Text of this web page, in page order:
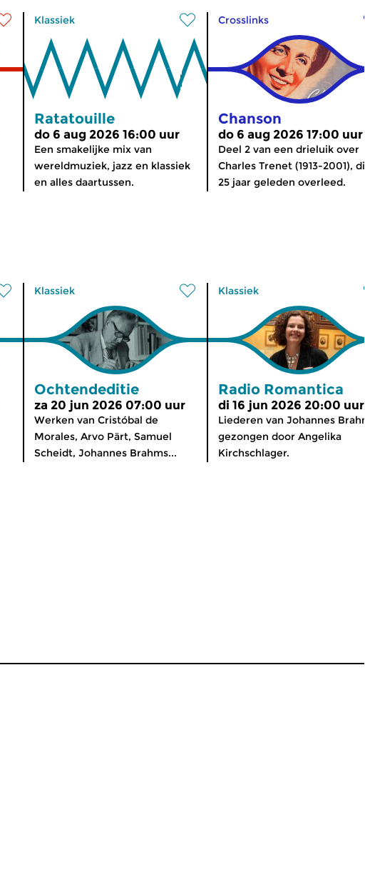
Klassiek
Ratatouille
do 6 aug 2026 16:00 uur
Een smakelijke mix van
wereldmuziek, jazz en klassiek
en alles daartussen.
Crosslinks
Chanson
do 6 aug 2026 17:00 uur
Deel 2 van een drieluik over
Charles Trenet (1913-2001),
25 jaar geleden overleed.
Klassiek
Ochtendeditie
za 20 jun 2026 07:00 uur
Werken van Cristóbal de
Morales, Arvo Pärt, Samuel
Scheidt, Johannes Brahms...
Klassiek
Radio Romantica
di 16 jun 2026 20:00 uur
Liederen van Johannes
gezongen door Angelika
Kirchschlager.